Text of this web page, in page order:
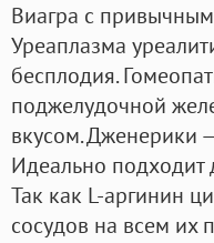
Виагра с
Уреаплазма
бесплодия.
поджелудочной
вкусом. Дженерики
Идеально подходит
Так как L-аргинин
сосудов на всем их